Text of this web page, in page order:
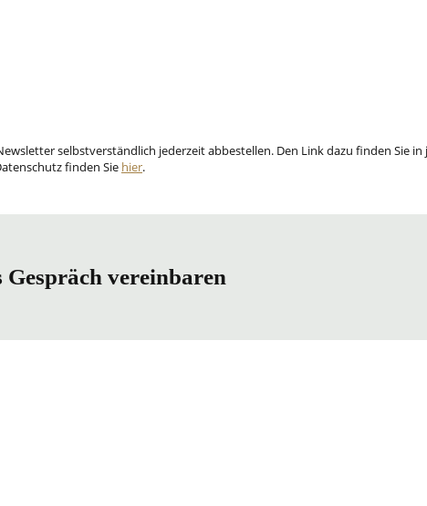
selbstverständlich jederzeit abbestellen. Den Link dazu finden Sie in
finden Sie hier.
vereinbaren